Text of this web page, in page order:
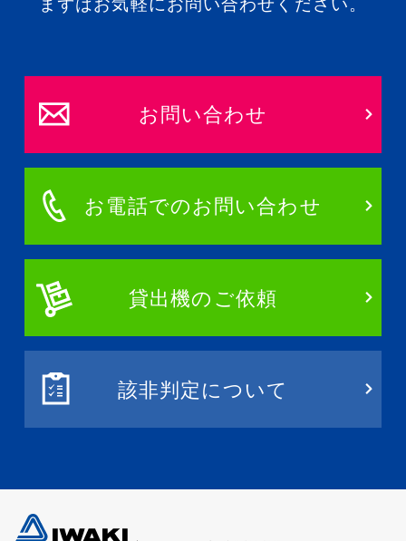
お問い合わせ
お電話でのお問い合わせ
貸出機のご依頼
該非判定について